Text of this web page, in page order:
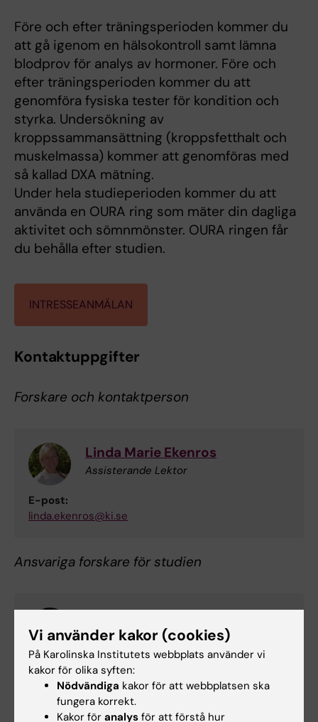
Före och efter träningsperioden kommer du
att gå igenom en hälsokontroll samt lämna
blodprov för analys av hormoner. Före och
efter träningsperioden kommer du att
genomföra fysiska tester för kondition och
styrka. Undersökning av
kroppssammansättning (kroppsfetthalt och
muskelmassa) kommer att genomföras med
så kallad DXA mätning.
Under hela studieperioden kommer du att
använda en OURA ring som mäter din dagliga
aktivitet och sömnmönster. OURA ringen får
du behålla efter studien.
INTRESSEANMÄLAN
Kontaktuppgifter
Forskare och kontaktperson
Linda Marie Ekenros
Assisterande Lektor
E-post:
linda.ekenros@ki.se
Ansvariga forskare för studien
Hirschberg
Professor/Överläkare
E-post:
angelica.hirschberg.linden@ki.se
Vi använder kakor (cookies)
På Karolinska Institutets webbplats använder vi
kakor för olika syften:
Nödvändiga kakor för att webbplatsen ska
fungera korrekt.
Kakor för analys för att förstå hur